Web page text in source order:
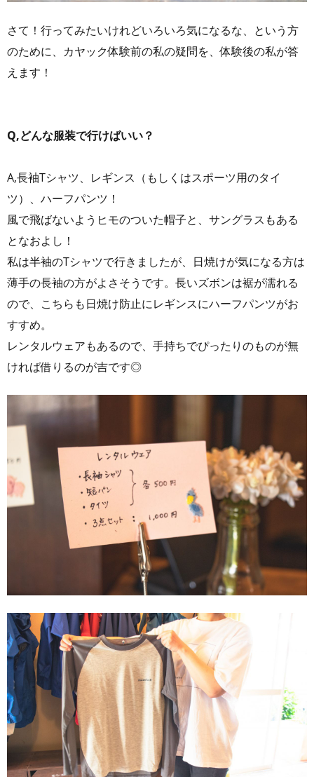
さて！行ってみたいけれどいろいろ気になるな、という方
のために、カヤック体験前の私の疑問を、体験後の私が答
えます！
Q,どんな服装で行けばいい？
A,長袖Tシャツ、レギンス（もしくはスポーツ用のタイ
ツ）、ハーフパンツ！
風で飛ばないようヒモのついた帽子と、サングラスもある
となおよし！
私は半袖のTシャツで行きましたが、日焼けが気になる方は
薄手の長袖の方がよさそうです。長いズボンは裾が濡れる
ので、こちらも日焼け防止にレギンスにハーフパンツがお
すすめ。
レンタルウェアもあるので、手持ちでぴったりのものが無
ければ借りるのが吉です◎